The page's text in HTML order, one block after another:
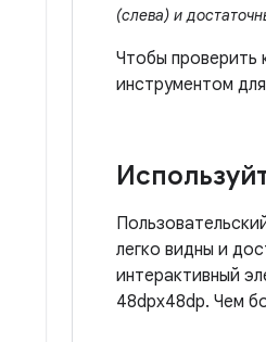
(слева) и
Чтобы проверить
инструментом
легко видны и
интерактивный
48dpx48dp. Чем